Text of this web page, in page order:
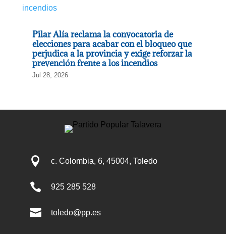
Pilar Alía reclama la convocatoria de
elecciones para acabar con el bloqueo que
perjudica a la provincia y exige reforzar la
prevención frente a los incendios
Jul 28, 2026
 c. Colombia, 6, 45004, Toledo
 925 285 528
 toledo@pp.es